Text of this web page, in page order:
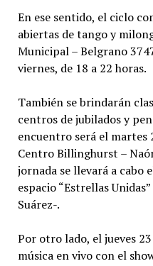
En ese sentido, el ciclo
abiertas de tango y
Municipal – Belgrano
viernes, de 18 a 22 horas.
También se brindarán
centros de jubilados y
encuentro será el martes
Centro Billinghurst –
jornada se llevará a cabo
espacio “Estrellas
Suárez-.
Por otro lado, el jueves
música en vivo con el